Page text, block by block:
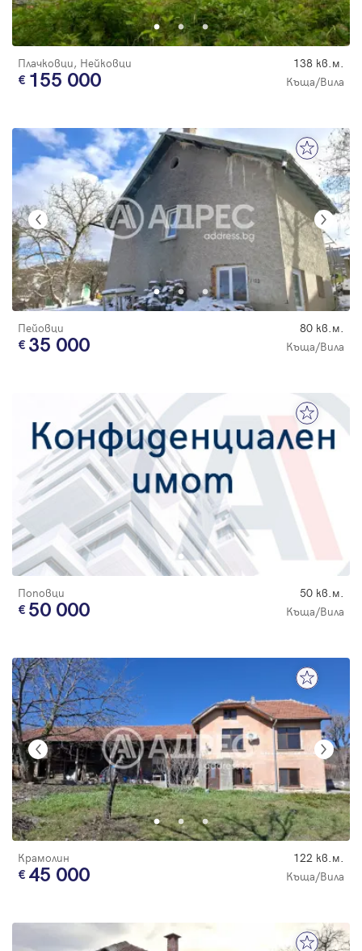
Плачковци, Нейковци 138 кв.м.
155 000 Къща/Вила
Пейовци 80 кв.м.
35 000 Къща/Вила
Поповци 50 кв.м.
50 000 Къща/Вила
Крамолин 122 кв.м.
45 000 Къща/Вила